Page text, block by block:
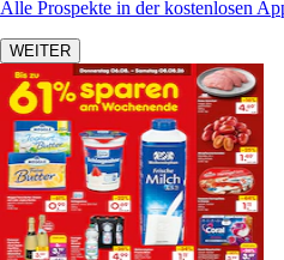
Alle Prospekte in der kostenlosen
WEITER